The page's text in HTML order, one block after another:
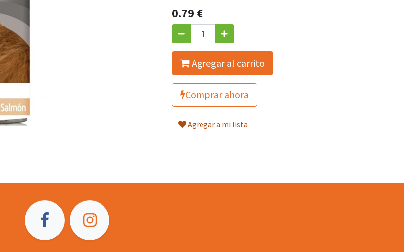
0.79 €
Agregar al carrito
Comprar ahora
Agregar a mi lista